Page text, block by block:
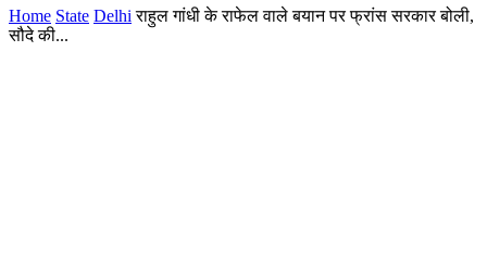
Home State Delhi राहुल गांधी के राफेल वाले बयान पर फ्रांस सरकार बोली,
सौदे की...